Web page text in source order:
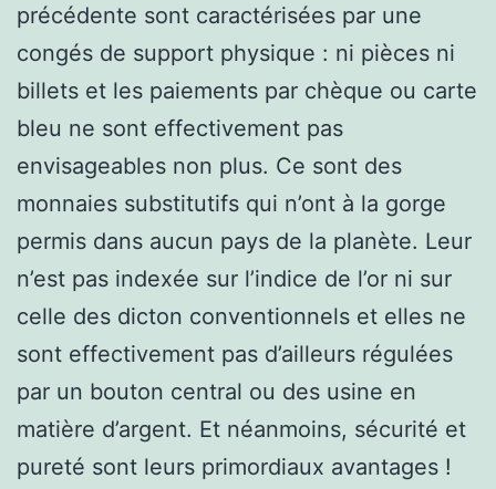
précédente sont caractérisées par une
congés de support physique : ni pièces ni
billets et les paiements par chèque ou carte
bleu ne sont effectivement pas
envisageables non plus. Ce sont des
monnaies substitutifs qui n’ont à la gorge
permis dans aucun pays de la planète. Leur
n’est pas indexée sur l’indice de l’or ni sur
celle des dicton conventionnels et elles ne
sont effectivement pas d’ailleurs régulées
par un bouton central ou des usine en
matière d’argent. Et néanmoins, sécurité et
pureté sont leurs primordiaux avantages !